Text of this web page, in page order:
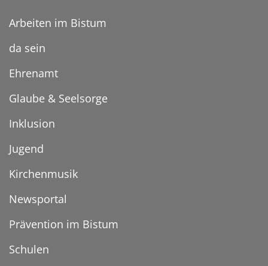
Arbeiten im Bistum
da sein
Ehrenamt
Glaube & Seelsorge
Inklusion
Jugend
Kirchenmusik
Newsportal
Prävention im Bistum
Schulen